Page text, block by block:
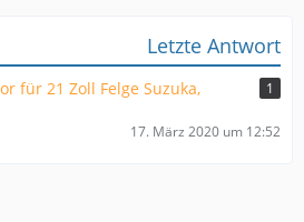
Letzte Antwort
für 21 Zoll Felge Suzuka,
1
17. März 2020 um 12:52